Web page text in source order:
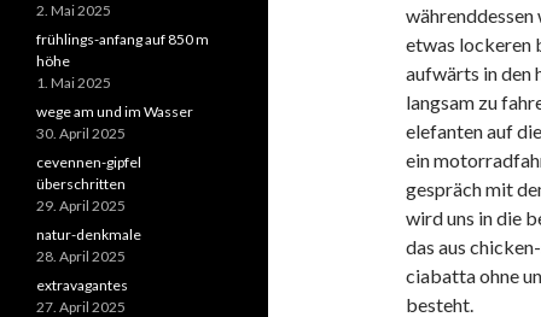
etwas lockeren
aufwärts in den
langsam zu
elefanten auf
ein
gespräch mit
wird uns in die
das aus
ciabatta ohne
besteht.
2. Mai 2025
frühlings-anfang auf 850 m
höhe
1. Mai 2025
wege am und im Wasser
30. April 2025
cevennen-gipfel
überschritten
29. April 2025
natur-denkmale
28. April 2025
extravagantes
27. April 2025